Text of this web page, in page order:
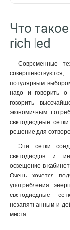
Что
rich led
Современные
популярным
надо и говорить о
говорить,
экономичным
светодиодные
решение для
Эти сетки
светодиодов и
освещение в
Очень хочется
употребления
светодиодные
незапятнанным и
места.